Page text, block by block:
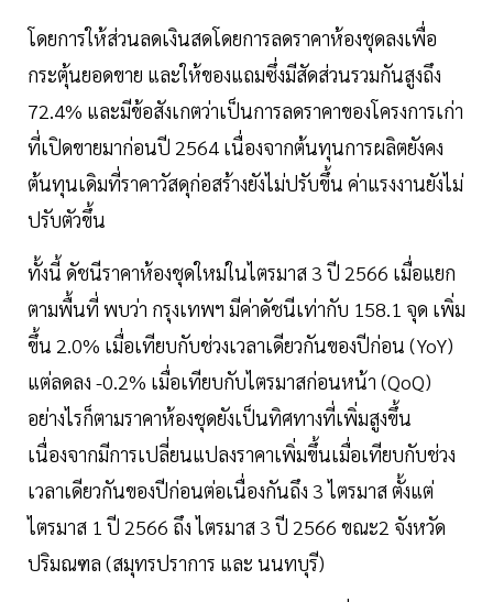
โดยการให้ส่วนลดเงินสดโดยการลดราคาห้องชุดลงเพื่อ
กระตุ้นยอดขาย และให้ของแถมซึ่งมีสัดส่วนรวมกันสูงถึง
72.4% และมีข้อสังเกตว่าเป็นการลดราคาของโครงการเก่า
ที่เปิดขายมาก่อนปี 2564 เนื่องจากต้นทุนการผลิตยังคง
ต้นทุนเดิมที่ราคาวัสดุก่อสร้างยังไม่ปรับขึ้น ค่าแรงงานยังไม่
ปรับตัวขึ้น
ทั้งนี้ ดัชนีราคาห้องชุดใหม่ในไตรมาส 3 ปี 2566 เมื่อแยก
ตามพื้นที่ พบว่า กรุงเทพฯ มีค่าดัชนีเท่ากับ 158.1 จุด เพิ่ม
ขึ้น 2.0% เมื่อเทียบกับช่วงเวลาเดียวกันของปีก่อน (YoY)
แต่ลดลง -0.2% เมื่อเทียบกับไตรมาสก่อนหน้า (QoQ)
อย่างไรก็ตามราคาห้องชุดยังเป็นทิศทางที่เพิ่มสูงขึ้น
เนื่องจากมีการเปลี่ยนแปลงราคาเพิ่มขึ้นเมื่อเทียบกับช่วง
เวลาเดียวกันของปีก่อนต่อเนื่องกันถึง 3 ไตรมาส ตั้งแต่
ไตรมาส 1 ปี 2566 ถึง ไตรมาส 3 ปี 2566 ขณะ2 จังหวัด
ปริมณฑล (สมุทรปราการ และ นนทบุรี)